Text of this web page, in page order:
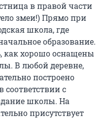
в правой части
змеи!) Прямо при
школа, где
образование.
как хорошо оснащены
В любой деревне,
построено
соответствии с
школы. На
присутствует